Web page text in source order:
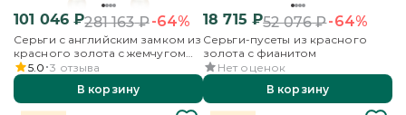
101 046 ₽281 163₽-64%
Серьги с английским замком из
красного золота с жемчугом
культивированным
5.0 3 отзыва
В корзину
18 715 ₽52 076₽-64%
Серьги-пусеты из красного
золота с фианитом
Нет оценок
В корзину